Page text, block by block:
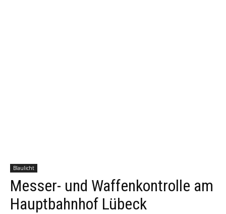
Blaulicht
Messer- und Waffenkontrolle am
Hauptbahnhof Lübeck